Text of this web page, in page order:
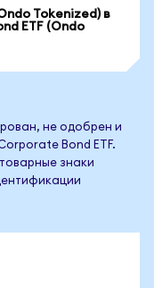
Tokenized) в
ETF (Ondo
не одобрен и
Bond ETF.
знаки